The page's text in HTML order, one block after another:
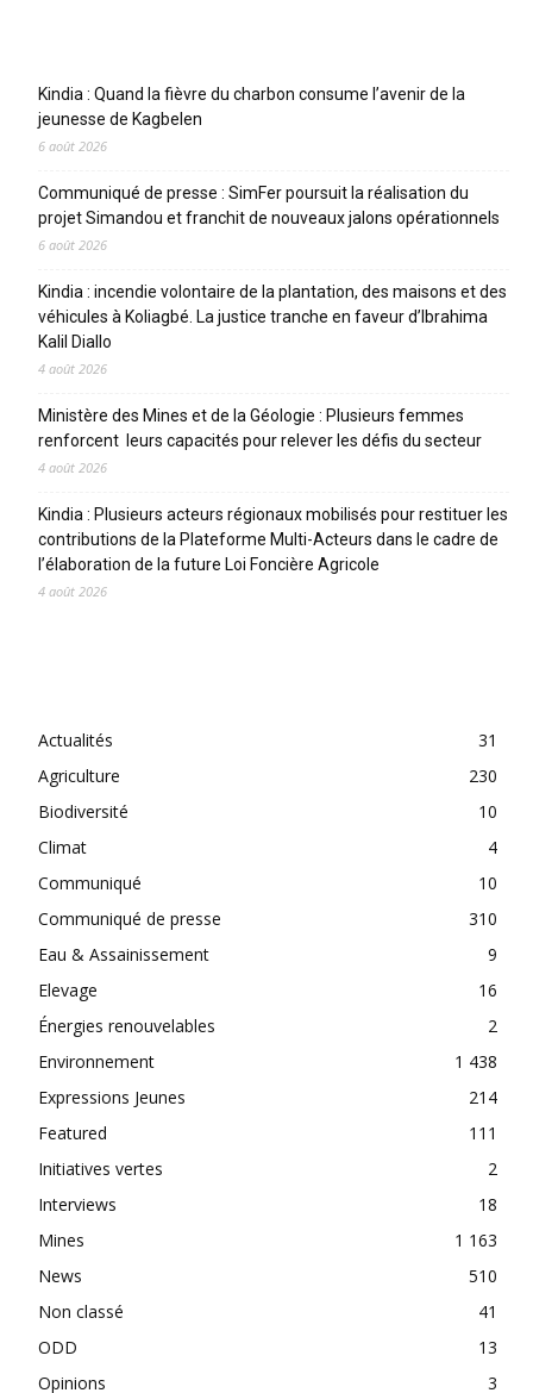
Kindia : Quand la fièvre du charbon consume l’avenir de la
jeunesse de Kagbelen
6 août 2026
Communiqué de presse : SimFer poursuit la réalisation du
projet Simandou et franchit de nouveaux jalons opérationnels
6 août 2026
Kindia : incendie volontaire de la plantation, des maisons et des
véhicules à Koliagbé. La justice tranche en faveur d’Ibrahima
Kalil Diallo
4 août 2026
Ministère des Mines et de la Géologie : Plusieurs femmes
renforcent leurs capacités pour relever les défis du secteur
4 août 2026
Kindia : Plusieurs acteurs régionaux mobilisés pour restituer les
contributions de la Plateforme Multi-Acteurs dans le cadre de
l’élaboration de la future Loi Foncière Agricole
4 août 2026
Actualités
31
Agriculture
230
Biodiversité
10
Climat
4
Communiqué
10
Communiqué de presse
310
Eau & Assainissement
9
Elevage
16
Énergies renouvelables
2
Environnement
1 438
Expressions Jeunes
214
Featured
111
Initiatives vertes
2
Interviews
18
Mines
1 163
News
510
Non classé
41
ODD
13
Opinions
3